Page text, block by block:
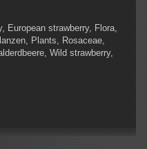
European strawberry, Flora,
Plants, Rosaceae,
Wild strawberry,